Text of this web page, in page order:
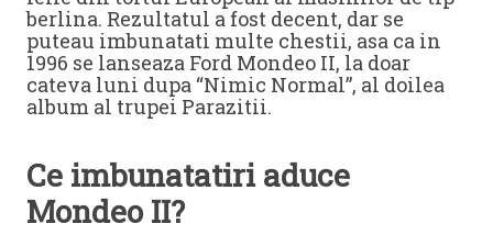
berlina. Rezultatul a fost decent, dar se
puteau imbunatati multe chestii, asa ca in
1996 se lanseaza Ford Mondeo II, la doar
cateva luni dupa “Nimic Normal”, al doilea
album al trupei Parazitii.
Ce imbunatatiri aduce
Mondeo II?